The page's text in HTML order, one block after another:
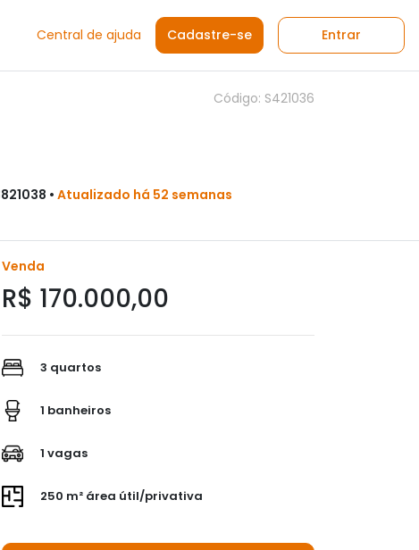
Central de ajuda Cadastre-se Entrar
Código: S421036
•Atualizado há 52 semanas
Venda
R$ 170.000,00
3 quartos
1 banheiros
1 vagas
250 m² área útil/privativa